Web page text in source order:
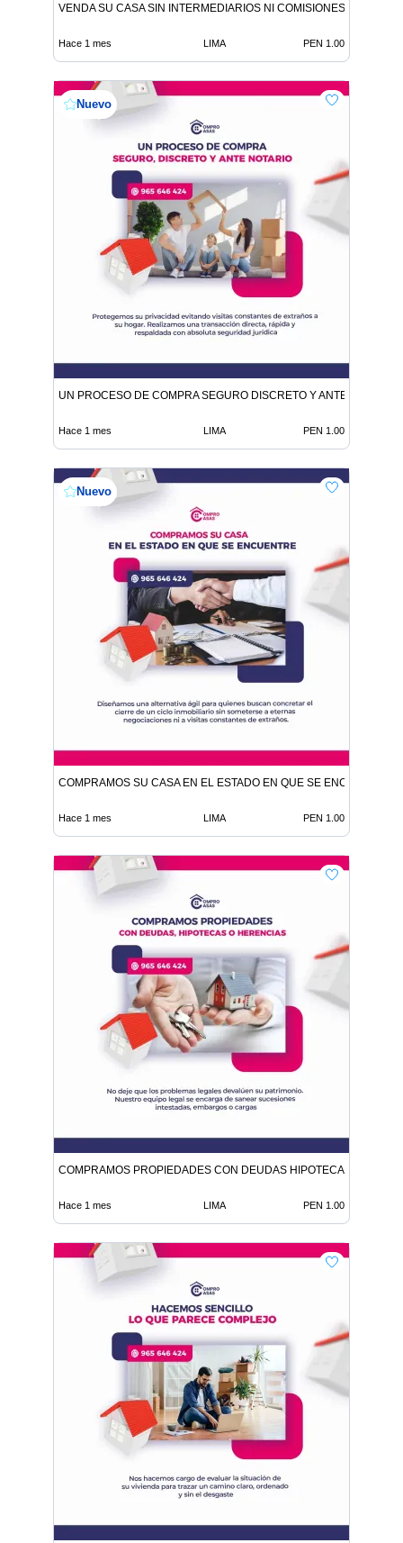
VENDA SU CASA SIN INTERMEDIARIOS NI COMISIONES DE
Hace 1 mes LIMA PEN 1.00
Nuevo
UN PROCESO DE COMPRA SEGURO DISCRETO Y ANTE NOTARIO
Hace 1 mes LIMA PEN 1.00
Nuevo
COMPRAMOS SU CASA EN EL ESTADO EN QUE SE ENCUENTRE
Hace 1 mes LIMA PEN 1.00
COMPRAMOS PROPIEDADES CON DEUDAS HIPOTECAS O
Hace 1 mes LIMA PEN 1.00